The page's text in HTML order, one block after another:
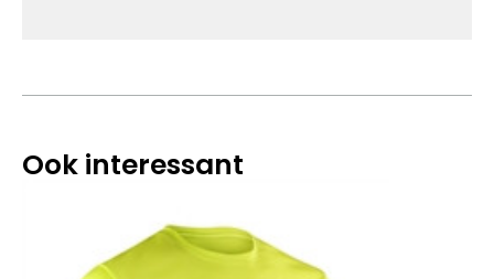
Ook interessant